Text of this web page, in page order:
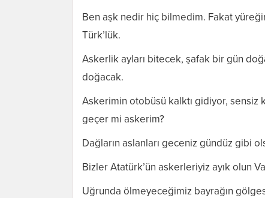
Ben aşk nedir hiç bilmedim. Fakat
Türk’lük.
Askerlik ayları bitecek, şafak bir gün
doğacak.
Askerimin otobüsü kalktı gidiyor, sensiz
geçer mi askerim?
Dağların aslanları geceniz gündüz gibi
Bizler Atatürk’ün askerleriyiz ayık olun
Uğrunda ölmeyeceğimiz bayrağın